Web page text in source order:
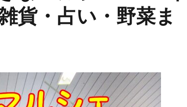
貨・占い・野菜ま